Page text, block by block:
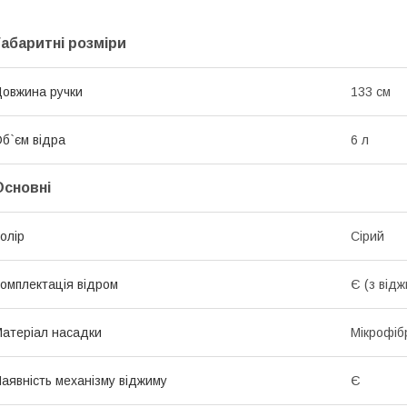
розміри
ручки 133 см
відра 6 л
Сірий
відром Є (з
насадки
механізму віджиму Є